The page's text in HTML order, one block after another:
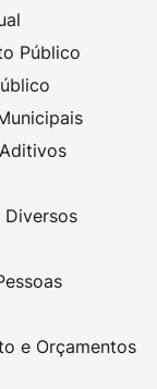
Público
Diversos
e Orçamentos